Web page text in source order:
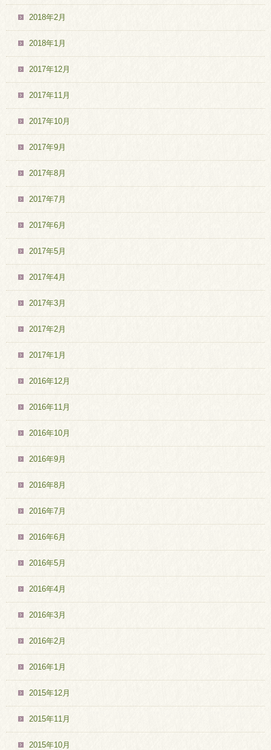
2018年2月
2018年1月
2017年12月
2017年11月
2017年10月
2017年9月
2017年8月
2017年7月
2017年6月
2017年5月
2017年4月
2017年3月
2017年2月
2017年1月
2016年12月
2016年11月
2016年10月
2016年9月
2016年8月
2016年7月
2016年6月
2016年5月
2016年4月
2016年3月
2016年2月
2016年1月
2015年12月
2015年11月
2015年10月